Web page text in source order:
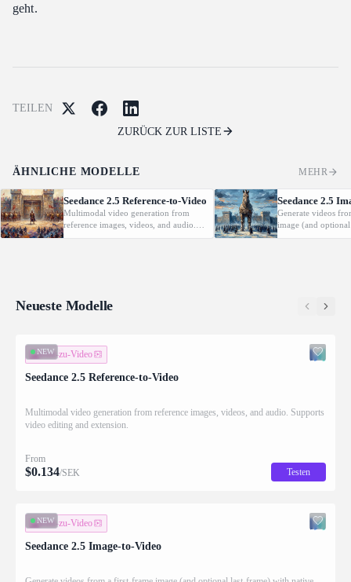
geht.
TEILEN
ZURÜCK ZUR LISTE
ÄHNLICHE MODELLE MEHR
Seedance 2.5 Reference-to-Video
Multimodal video generation from
reference images, videos, and audio.
Supports video editing and extension.
Seedance 2.5
Generate videos
image (and
with native audio.
Neueste Modelle
NEW
Bild-zu-Video
Seedance 2.5 Reference-to-Video
Multimodal video generation from reference images, videos, and audio. Supports
video editing and extension.
From
$0.134/SEK Testen
NEW
Bild-zu-Video
Seedance 2.5 Image-to-Video